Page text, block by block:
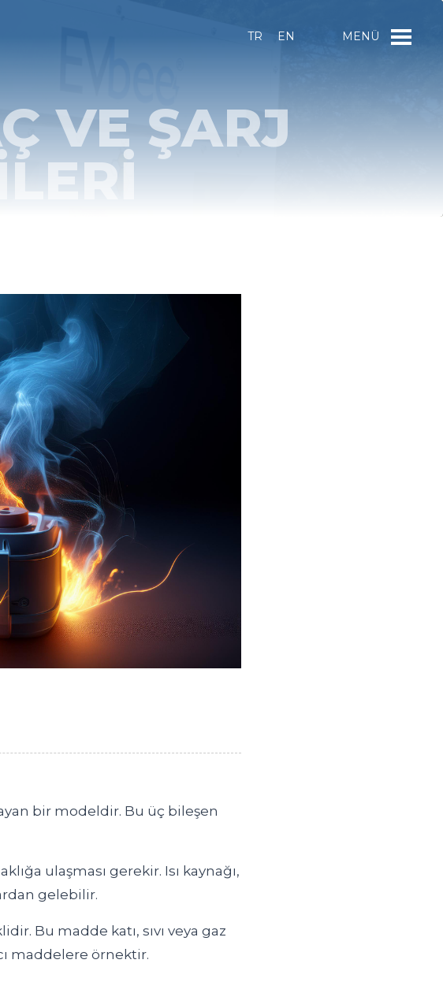
TR EN MENÜ
VE ŞARJ
bir modeldir. Bu üç bileşen
ulaşması gerekir. Isı kaynağı,
gelebilir.
Bu madde katı, sıvı veya gaz
maddelere örnektir.